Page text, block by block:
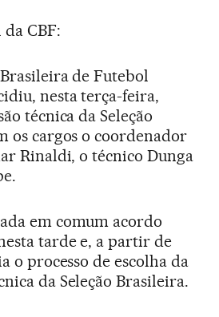
CBF:
de Futebol
nesta terça-feira,
técnica da Seleção
os cargos o coordenador
Rinaldi, o técnico Dunga
em comum acordo
tarde e, a partir de
o processo de escolha da
da Seleção Brasileira.